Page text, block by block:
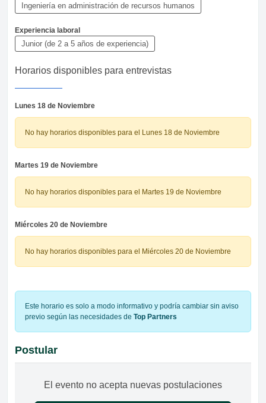
Ingeniería en administración de recursos humanos
Experiencia laboral
Junior (de 2 a 5 años de experiencia)
Horarios disponibles para entrevistas
Lunes 18 de Noviembre
No hay horarios disponibles para el Lunes 18 de Noviembre
Martes 19 de Noviembre
No hay horarios disponibles para el Martes 19 de Noviembre
Miércoles 20 de Noviembre
No hay horarios disponibles para el Miércoles 20 de Noviembre
Este horario es solo a modo informativo y podría cambiar sin aviso
previo según las necesidades de Top Partners
Postular
El evento no acepta nuevas postulaciones